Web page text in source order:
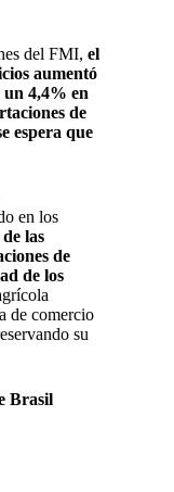
del FMI, el
aumentó
un 4,4% en
de
espera que
en los
las
de
de los
de comercio
su
Brasil